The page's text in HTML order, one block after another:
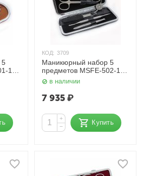
5
1 S
КОД: 3709
Маникюрный набор 5
предметов MSFE-502-1 S
Zinger
в наличии
7 935₽
+
−
Купить